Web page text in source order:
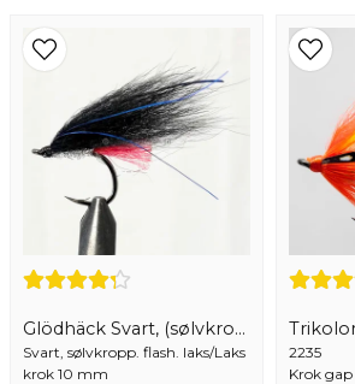
Glödhäck Svart, (sølvkropp)
Svart, sølvkropp. flash. laks/Laks
krok 10 mm
2235
Krok
Ja, du kan publisere
Send spørsmål